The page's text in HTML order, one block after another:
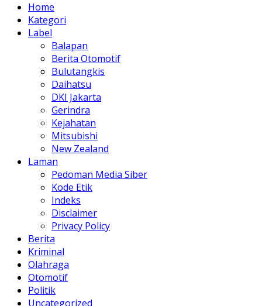
Home
Kategori
Label
Balapan
Berita Otomotif
Bulutangkis
Daihatsu
DKI Jakarta
Gerindra
Kejahatan
Mitsubishi
New Zealand
Laman
Pedoman Media Siber
Kode Etik
Indeks
Disclaimer
Privacy Policy
Berita
Kriminal
Olahraga
Otomotif
Politik
Uncategorized